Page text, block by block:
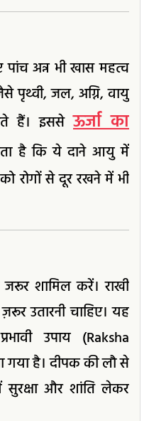
अन्न भी खास महत्व
पृथ्वी, जल, अग्नि, वायु
हैं। इससेऊर्जा का
है कि ये दाने आयु में
रोगों से दूर रखने में भी
शामिल करें। राखी
उतारनी चाहिए। यह
उपाय (Raksha
गया है। दीपक की लौ से
सुरक्षा और शांति लेकर